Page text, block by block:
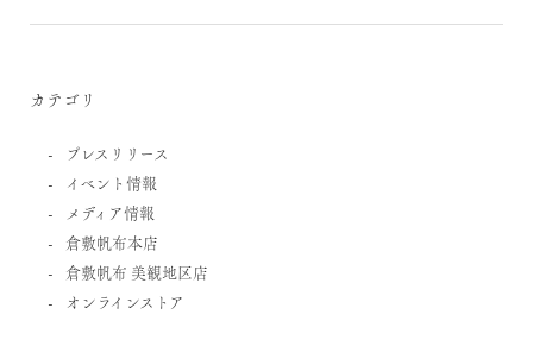
カテゴリ
プレスリリース
イベント情報
メディア情報
倉敷帆布本店
倉敷帆布 美観地区店
オンラインストア